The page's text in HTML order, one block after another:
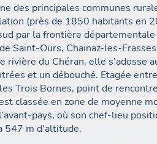
des principales communes
(près de 1850 habitants en
par la frontière
Saint-Ours, Chainaz-les-
rivière du Chéran, elle s’adosse
et un débouché. Etagée
Trois Bornes, point de
classée en zone de moyenne
pays, où son chef-lieu
547 m d’altitude.